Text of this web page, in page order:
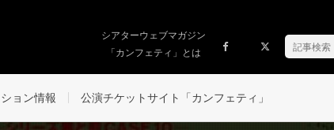
シアターウェブマガジン
「カンフェティ」とは
ョン情報 公演チケットサイト「カンフェティ」